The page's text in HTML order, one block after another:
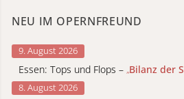
NEU IM OPERNFREUND
9. August 2026
Essen: Tops und Flops – „Bilanz der
8. August 2026